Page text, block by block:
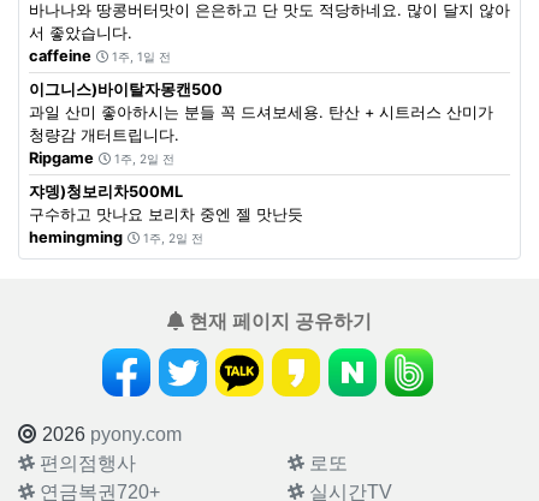
바나나와 땅콩버터맛이 은은하고 단 맛도 적당하네요. 많이 달지 않아
서 좋았습니다.
caffeine
1주, 1일 전
이그니스)바이탈자몽캔500
과일 산미 좋아하시는 분들 꼭 드셔보세용. 탄산 + 시트러스 산미가
청량감 개터트립니다.
Ripgame
1주, 2일 전
쟈뎅)청보리차500ML
구수하고 맛나요 보리차 중엔 젤 맛난듯
hemingming
1주, 2일 전
현재 페이지 공유하기
2026 pyony.com
편의점행사
로또
연금복권720+
실시간TV